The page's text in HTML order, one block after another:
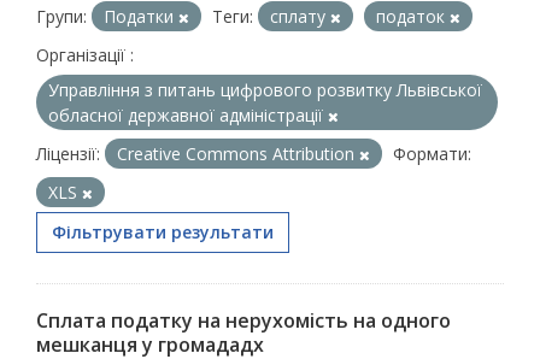
Групи: Податки Теги: сплату
податок
Організації :
Управління з питань цифрового розвитку Львівської
обласної державної адміністрації
Ліцензії:
Creative Commons Attribution
Формати:
XLS
Фільтрувати результати
Сплата податку на нерухомість на одного
мешканця у громададх